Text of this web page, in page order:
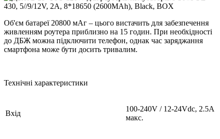
Об'єм батареї 20800 мАг – цього вистачить для забезпечення
живленням роутера приблизно на 15 годин. При необхідності
до ДБЖ можна підключити телефон, однак час заряджання
смартфона може бути досить тривалим.
Технічні характеристики
Вхід
100-240V / 12-24Vdc, 2.5А
макс.